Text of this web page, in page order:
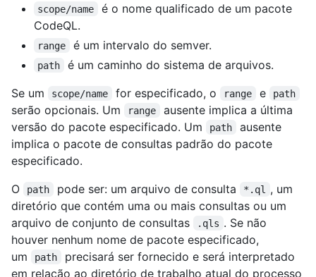
scope/name
é o nome qualificado de um pacote
CodeQL.
range é um intervalo do semver.
path
é um caminho do sistema de arquivos.
Se um
scope/name for especificado, o range e path
serão opcionais. Um range
ausente implica a última
versão do pacote especificado. Um
path
ausente
implica o pacote de consultas padrão do pacote
especificado.
O
path pode ser: um arquivo de consulta *.ql
, um
diretório que contém uma ou mais consultas ou um
arquivo de conjunto de consultas
.qls . Se não
houver nenhum nome de pacote especificado,
um
path
precisará ser fornecido e será interpretado
em relação ao diretório de trabalho atual do processo